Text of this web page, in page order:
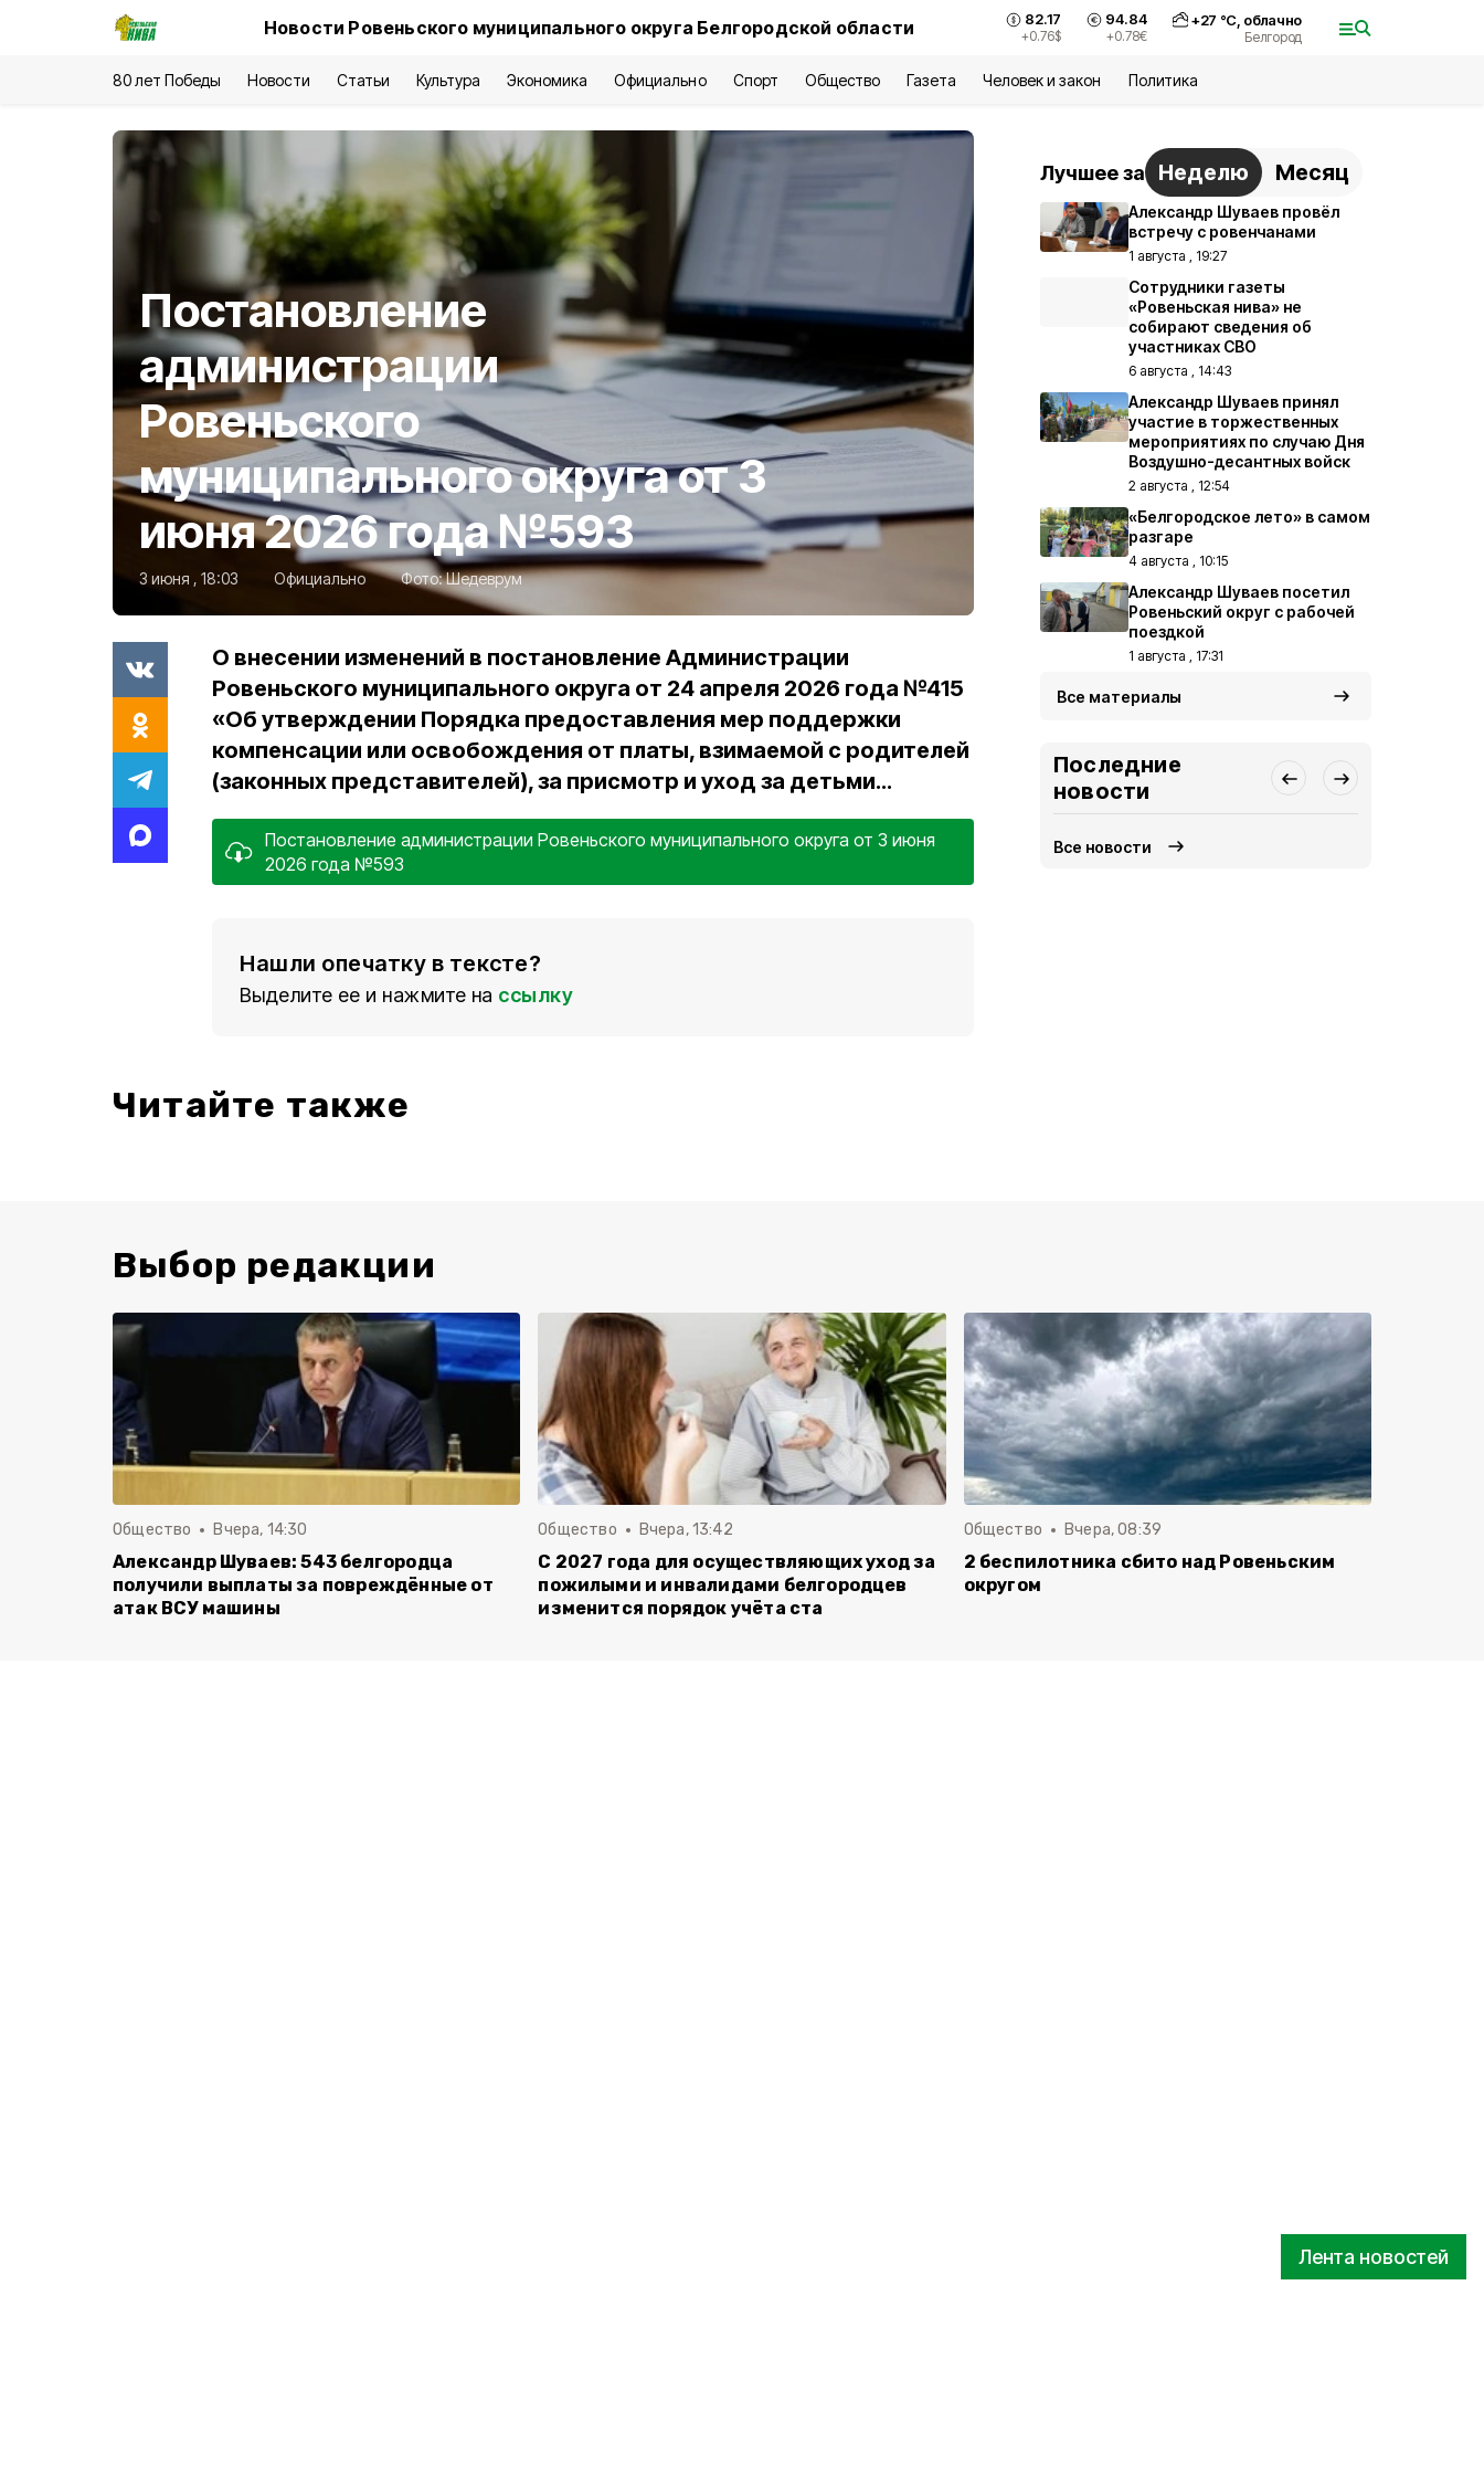
Новости Ровеньского муниципального округа Белгородской области 82.17
+0.76$
94.84
+0.78€
+27 °С, облачно
Белгород
80 лет Победы Новости Статьи Культура Экономика Официально Спорт Общество Газета Человек и закон Политика
Лента новостей
Постановление
администрации
Ровеньского
муниципального округа от 3
июня 2026 года №593
3 июня , 18:03 Официально Фото:Шедеврум
О внесении изменений в постановление Администрации
Ровеньского муниципального округа от 24 апреля 2026 года №415
«Об утверждении Порядка предоставления мер поддержки
компенсации или освобождения от платы, взимаемой с родителей
(законных представителей), за присмотр и уход за детьми...
Постановление администрации Ровеньского муниципального округа от 3 июня
2026 года №593
Нашли опечатку в тексте?
Выделите ее и нажмите на ссылку
Читайте также
Лучшее за Неделю Месяц
Александр Шуваев провёл
встречу с ровенчанами
1 августа , 19:27
Сотрудники газеты
«Ровеньская нива» не
собирают сведения об
участниках СВО
6 августа , 14:43
Александр Шуваев принял
участие в торжественных
мероприятиях по случаю Дня
Воздушно-десантных войск
2 августа , 12:54
«Белгородское лето» в самом
разгаре
4 августа , 10:15
Александр Шуваев посетил
Ровеньский округ с рабочей
поездкой
1 августа , 17:31
Все материалы
Последние
новости
Все новости
Выбор редакции
Общество Вчера, 14:30
Александр Шуваев: 543 белгородца
получили выплаты за повреждённые от
атак ВСУ машины
Общество Вчера, 13:42
С 2027 года для осуществляющих уход за
пожилыми и инвалидами белгородцев
изменится порядок учёта ста
Общество Вчера, 08:39
2 беспилотника сбито над Ровеньским
округом